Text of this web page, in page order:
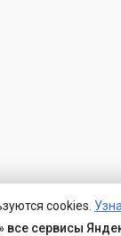
cookies.
сервисы